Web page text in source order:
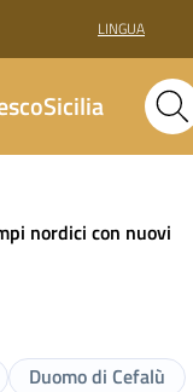
LINGUA
nordici con nuovi
Duomo di Cefalù